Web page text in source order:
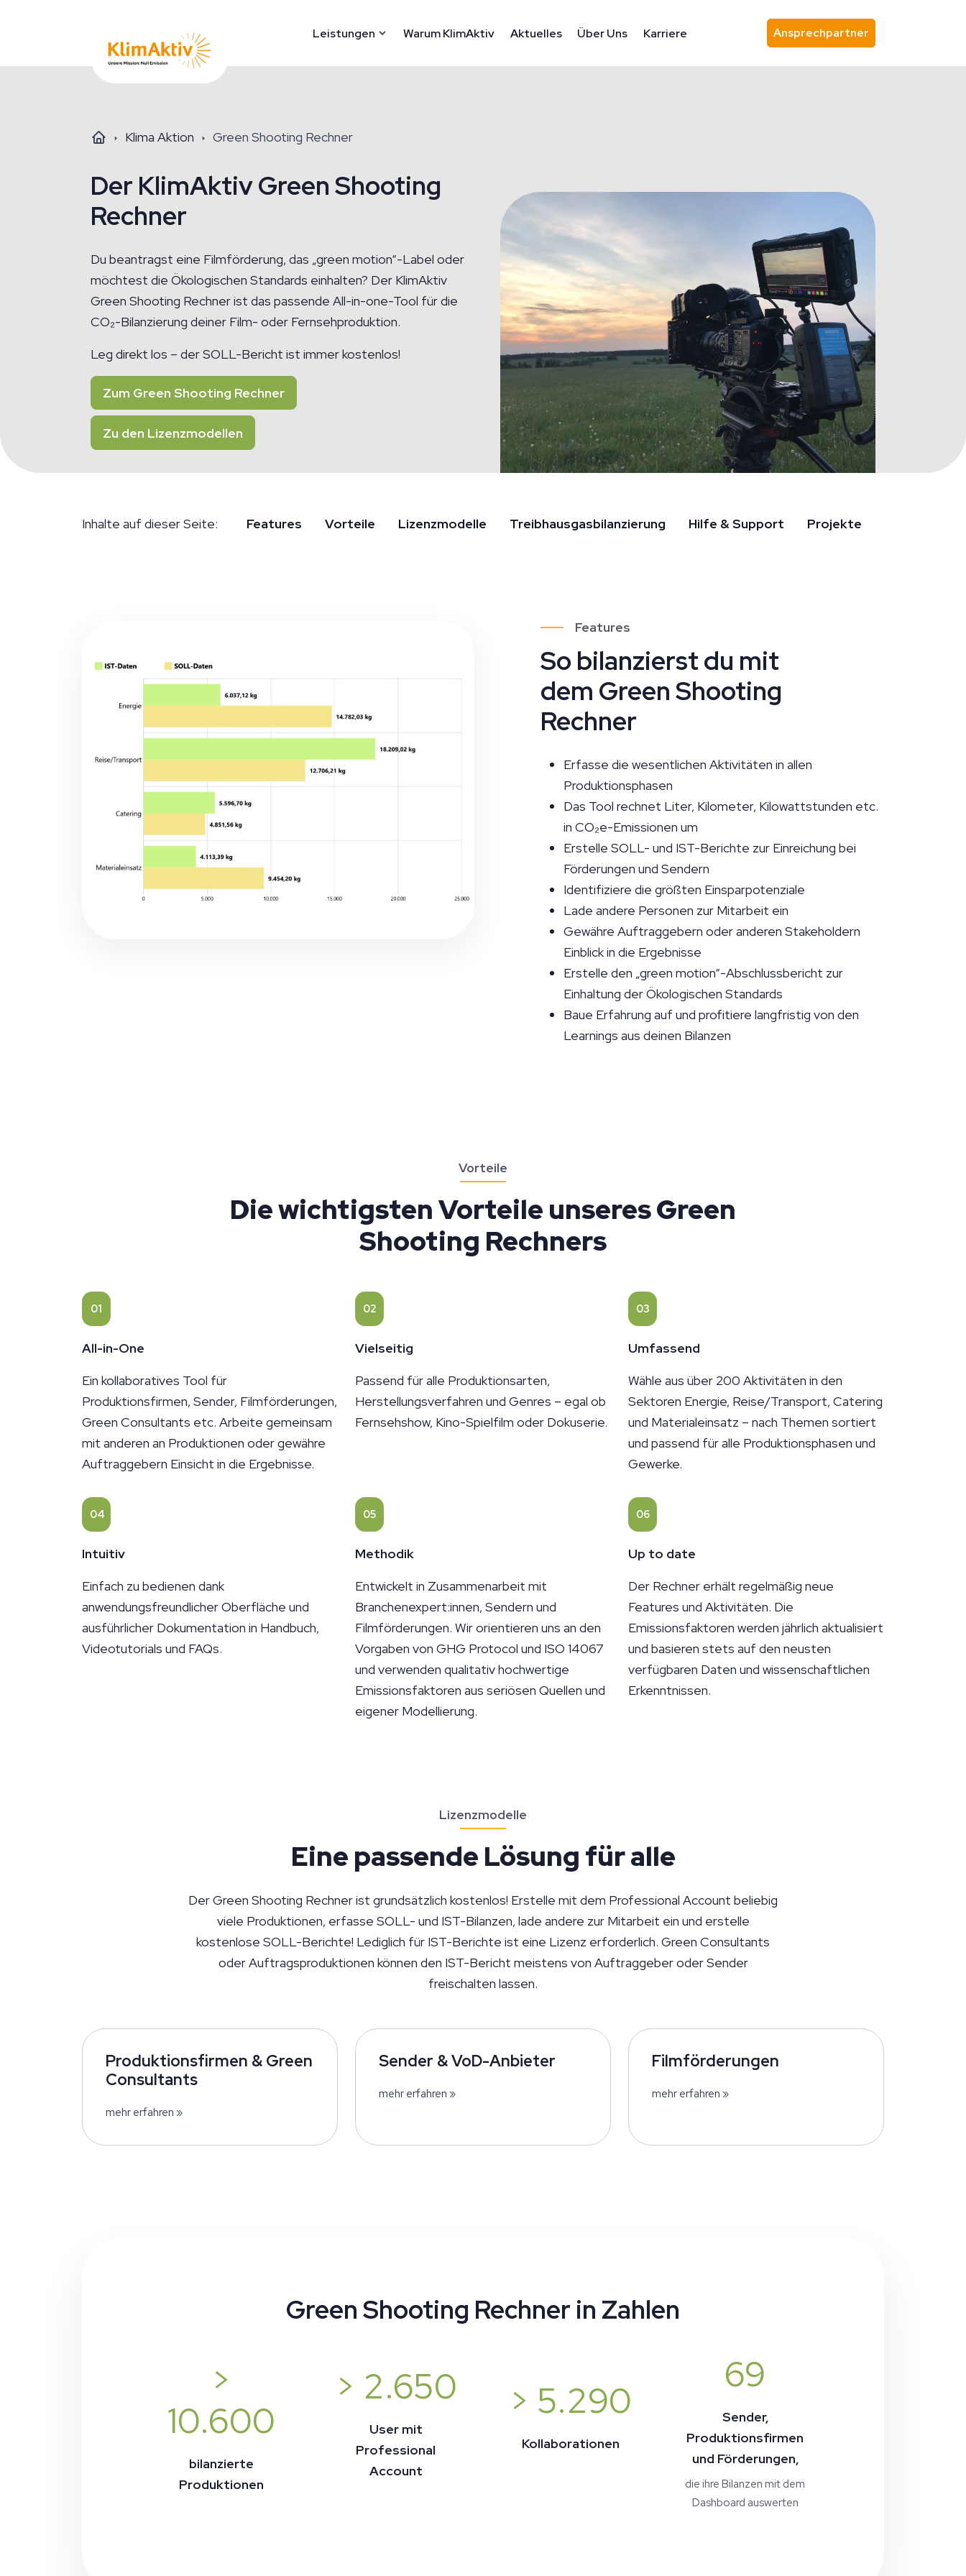
Ansprechpartner finden
Ansprechpartner
Leistungen Warum KlimAktiv Aktuelles Über Uns Karriere
Klima Aktion Green Shooting Rechner
Der KlimAktiv Green Shooting
Rechner
Du beantragst eine Filmförderung, das „green motion“-Label oder
möchtest die Ökologischen Standards einhalten? Der KlimAktiv
Green Shooting Rechner ist das passende All-in-one-Tool für die
CO₂-Bilanzierung deiner Film- oder Fernsehproduktion.
Leg direkt los – der SOLL-Bericht ist immer kostenlos!
Zum Green Shooting Rechner
Zu den Lizenzmodellen
Inhalte auf dieser Seite: Features Vorteile Lizenzmodelle Treibhausgasbilanzierung Hilfe & Support Projekte
Features
So bilanzierst du mit
dem Green Shooting
Rechner
Erfasse die wesentlichen Aktivitäten in allen
Produktionsphasen
Das Tool rechnet Liter, Kilometer, Kilowattstunden etc.
in CO₂e-Emissionen um
Erstelle SOLL- und IST-Berichte zur Einreichung bei
Förderungen und Sendern
Identifiziere die größten Einsparpotenziale
Lade andere Personen zur Mitarbeit ein
Gewähre Auftraggebern oder anderen Stakeholdern
Einblick in die Ergebnisse
Erstelle den „green motion“-Abschlussbericht zur
Einhaltung der Ökologischen Standards
Baue Erfahrung auf und profitiere langfristig von den
Learnings aus deinen Bilanzen
Vorteile
Die wichtigsten Vorteile unseres Green
Shooting Rechners
01
All-in-One
Ein kollaboratives Tool für
Produktionsfirmen, Sender, Filmförderungen,
Green Consultants etc. Arbeite gemeinsam
mit anderen an Produktionen oder gewähre
Auftraggebern Einsicht in die Ergebnisse.
02
Vielseitig
Passend für alle Produktionsarten,
Herstellungsverfahren und Genres – egal ob
Fernsehshow, Kino-Spielfilm oder Dokuserie.
03
Umfassend
Wähle aus über 200 Aktivitäten in den
Sektoren Energie, Reise/Transport, Catering
und Materialeinsatz – nach Themen sortiert
und passend für alle Produktionsphasen und
Gewerke.
04
Intuitiv
Einfach zu bedienen dank
anwendungsfreundlicher Oberfläche und
ausführlicher Dokumentation in Handbuch,
Videotutorials und FAQs.
05
Methodik
Entwickelt in Zusammenarbeit mit
Branchenexpert:innen, Sendern und
Filmförderungen. Wir orientieren uns an den
Vorgaben von GHG Protocol und ISO 14067
und verwenden qualitativ hochwertige
Emissionsfaktoren aus seriösen Quellen und
eigener Modellierung.
06
Up to date
Der Rechner erhält regelmäßig neue
Features und Aktivitäten. Die
Emissionsfaktoren werden jährlich aktualisiert
und basieren stets auf den neusten
verfügbaren Daten und wissenschaftlichen
Erkenntnissen.
Lizenzmodelle
Eine passende Lösung für alle
Der Green Shooting Rechner ist grundsätzlich kostenlos! Erstelle mit dem Professional Account beliebig
viele Produktionen, erfasse SOLL- und IST-Bilanzen, lade andere zur Mitarbeit ein und erstelle
kostenlose SOLL-Berichte! Lediglich für IST-Berichte ist eine Lizenz erforderlich. Green Consultants
oder Auftragsproduktionen können den IST-Bericht meistens von Auftraggeber oder Sender
freischalten lassen.
Produktionsfirmen & Green
Consultants
mehr erfahren »
Sender & VoD-Anbieter
mehr erfahren »
Filmförderungen
mehr erfahren »
Green Shooting Rechner in Zahlen
>
10.600
bilanzierte
Produktionen
> 2.650
User mit
Professional
Account
> 5.290
Kollaborationen
69
Sender,
Produktionsfirmen
und Förderungen,
die ihre Bilanzen mit dem
Dashboard auswerten